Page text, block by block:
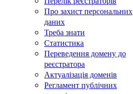
Про захист персональних
даних
Треба знати
Статистика
Переведення домену до
реєстратора
Актуалізація доменів
Регламент публічних